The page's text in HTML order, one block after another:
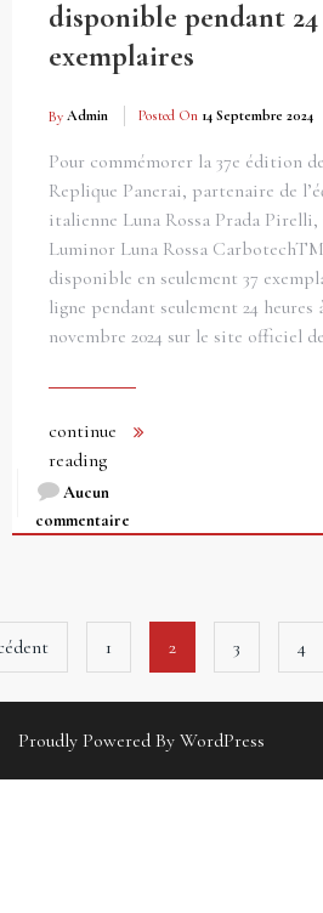
disponible pendant 24
exemplaires
By Admin Posted On 14 Septembre 2024
Pour commémorer la 37e édition
Replique Panerai, partenaire de
italienne Luna Rossa Prada
Luminor Luna Rossa
disponible en seulement 37
ligne pendant seulement 24
novembre 2024 sur le site officiel
continue
reading
Aucun
commentaire
1 2 3 4
Proudly Powered By WordPress